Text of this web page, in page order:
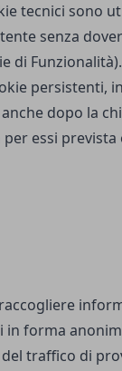
tecnici sono
senza
di
persistenti,
dopo la
essi
forma
traffico di